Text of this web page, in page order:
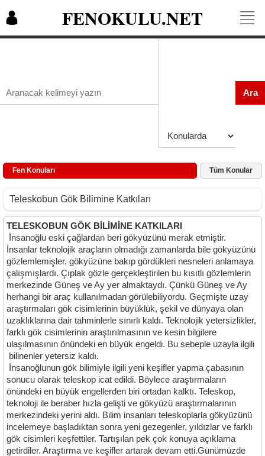
FENOKULU.NET
Ara
Fen Konuları Tüm Konular
Teleskobun Gök Bilimine Katkıları
TELESKOBUN GÖK BİLİMİNE KATKILARI
İnsanoğlu eski çağlardan beri gökyüzünü merak etmiştir.
İnsanlar teknolojik araçların olmadığı zamanlarda bile gökyüzünü
gözlemlemişler, gökyüzüne bakıp gördükleri nesneleri anlamaya
çalışmışlardı. Çıplak gözle gerçekleştirilen bu kısıtlı gözlemlerin
merkezinde Güneş ve Ay yer almaktaydı. Çünkü Güneş ve Ay
herhangi bir araç kullanılmadan görülebiliyordu. Geçmişte uzay
araştırmaları gök cisimlerinin büyüklük, şekil ve dünyaya olan
uzaklıklarına dair tahminlerle sınırlı kaldı. Teknolojik yetersizlikler,
farklı gök cisimlerinin araştırılmasının ve kesin bilgilere
ulaşılmasının önündeki en büyük engeldi. Bu sebeple uzayla ilgili
bilinenler yetersiz kaldı.
İnsanoğlunun gök bilimiyle ilgili yeni keşifler yapma çabasının
sonucu olarak teleskop icat edildi. Böylece araştırmaların
önündeki en büyük engellerden biri ortadan kalktı. Teleskop,
teknoloji ile beraber hızla gelişti ve gökyüzü araştırmalarının
merkezindeki yerini aldı. Bilim insanları teleskoplarla gökyüzünü
incelemeye başladıktan sonra yeni gezegenler, yıldızlar ve farklı
gök cisimleri keşfettiler. Tartışılan pek çok konuya açıklama
getirdiler. Araştırma ve keşifler artarak devam etti.Günümüzde